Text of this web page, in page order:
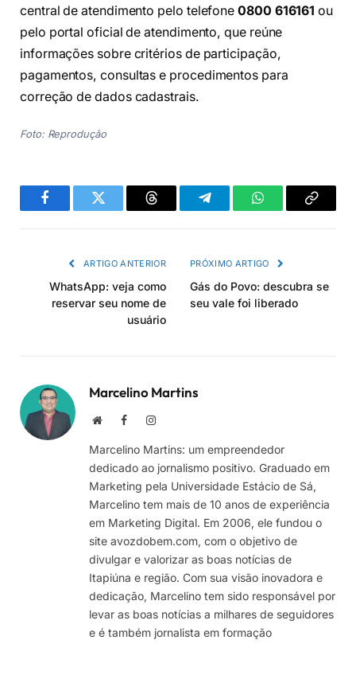
central de atendimento pelo telefone0800 616161 ou
pelo portal oficial de atendimento, que reúne
informações sobre critérios de participação,
pagamentos, consultas e procedimentos para
correção de dados cadastrais.
Foto: Reprodução
FacebookTwitter Threads TelegramWhatsAppCopiar
ARTIGO ANTERIOR
WhatsApp: veja como
reservar seu nome de
usuário
PRÓXIMO ARTIGO
Gás do Povo: descubra se
seu vale foi liberado
Marcelino Martins
Site FacebookInstagram
Marcelino Martins: um empreendedor
dedicado ao jornalismo positivo. Graduado em
Marketing pela Universidade Estácio de Sá,
Marcelino tem mais de 10 anos de experiência
em Marketing Digital. Em 2006, ele fundou o
site avozdobem.com, com o objetivo de
divulgar e valorizar as boas notícias de
Itapiúna e região. Com sua visão inovadora e
dedicação, Marcelino tem sido responsável por
levar as boas notícias a milhares de seguidores
e é também jornalista em formação